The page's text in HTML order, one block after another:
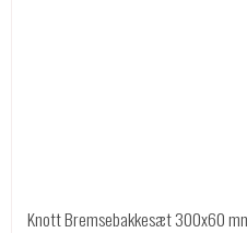
Knott Bremsebakkesæt 300x60